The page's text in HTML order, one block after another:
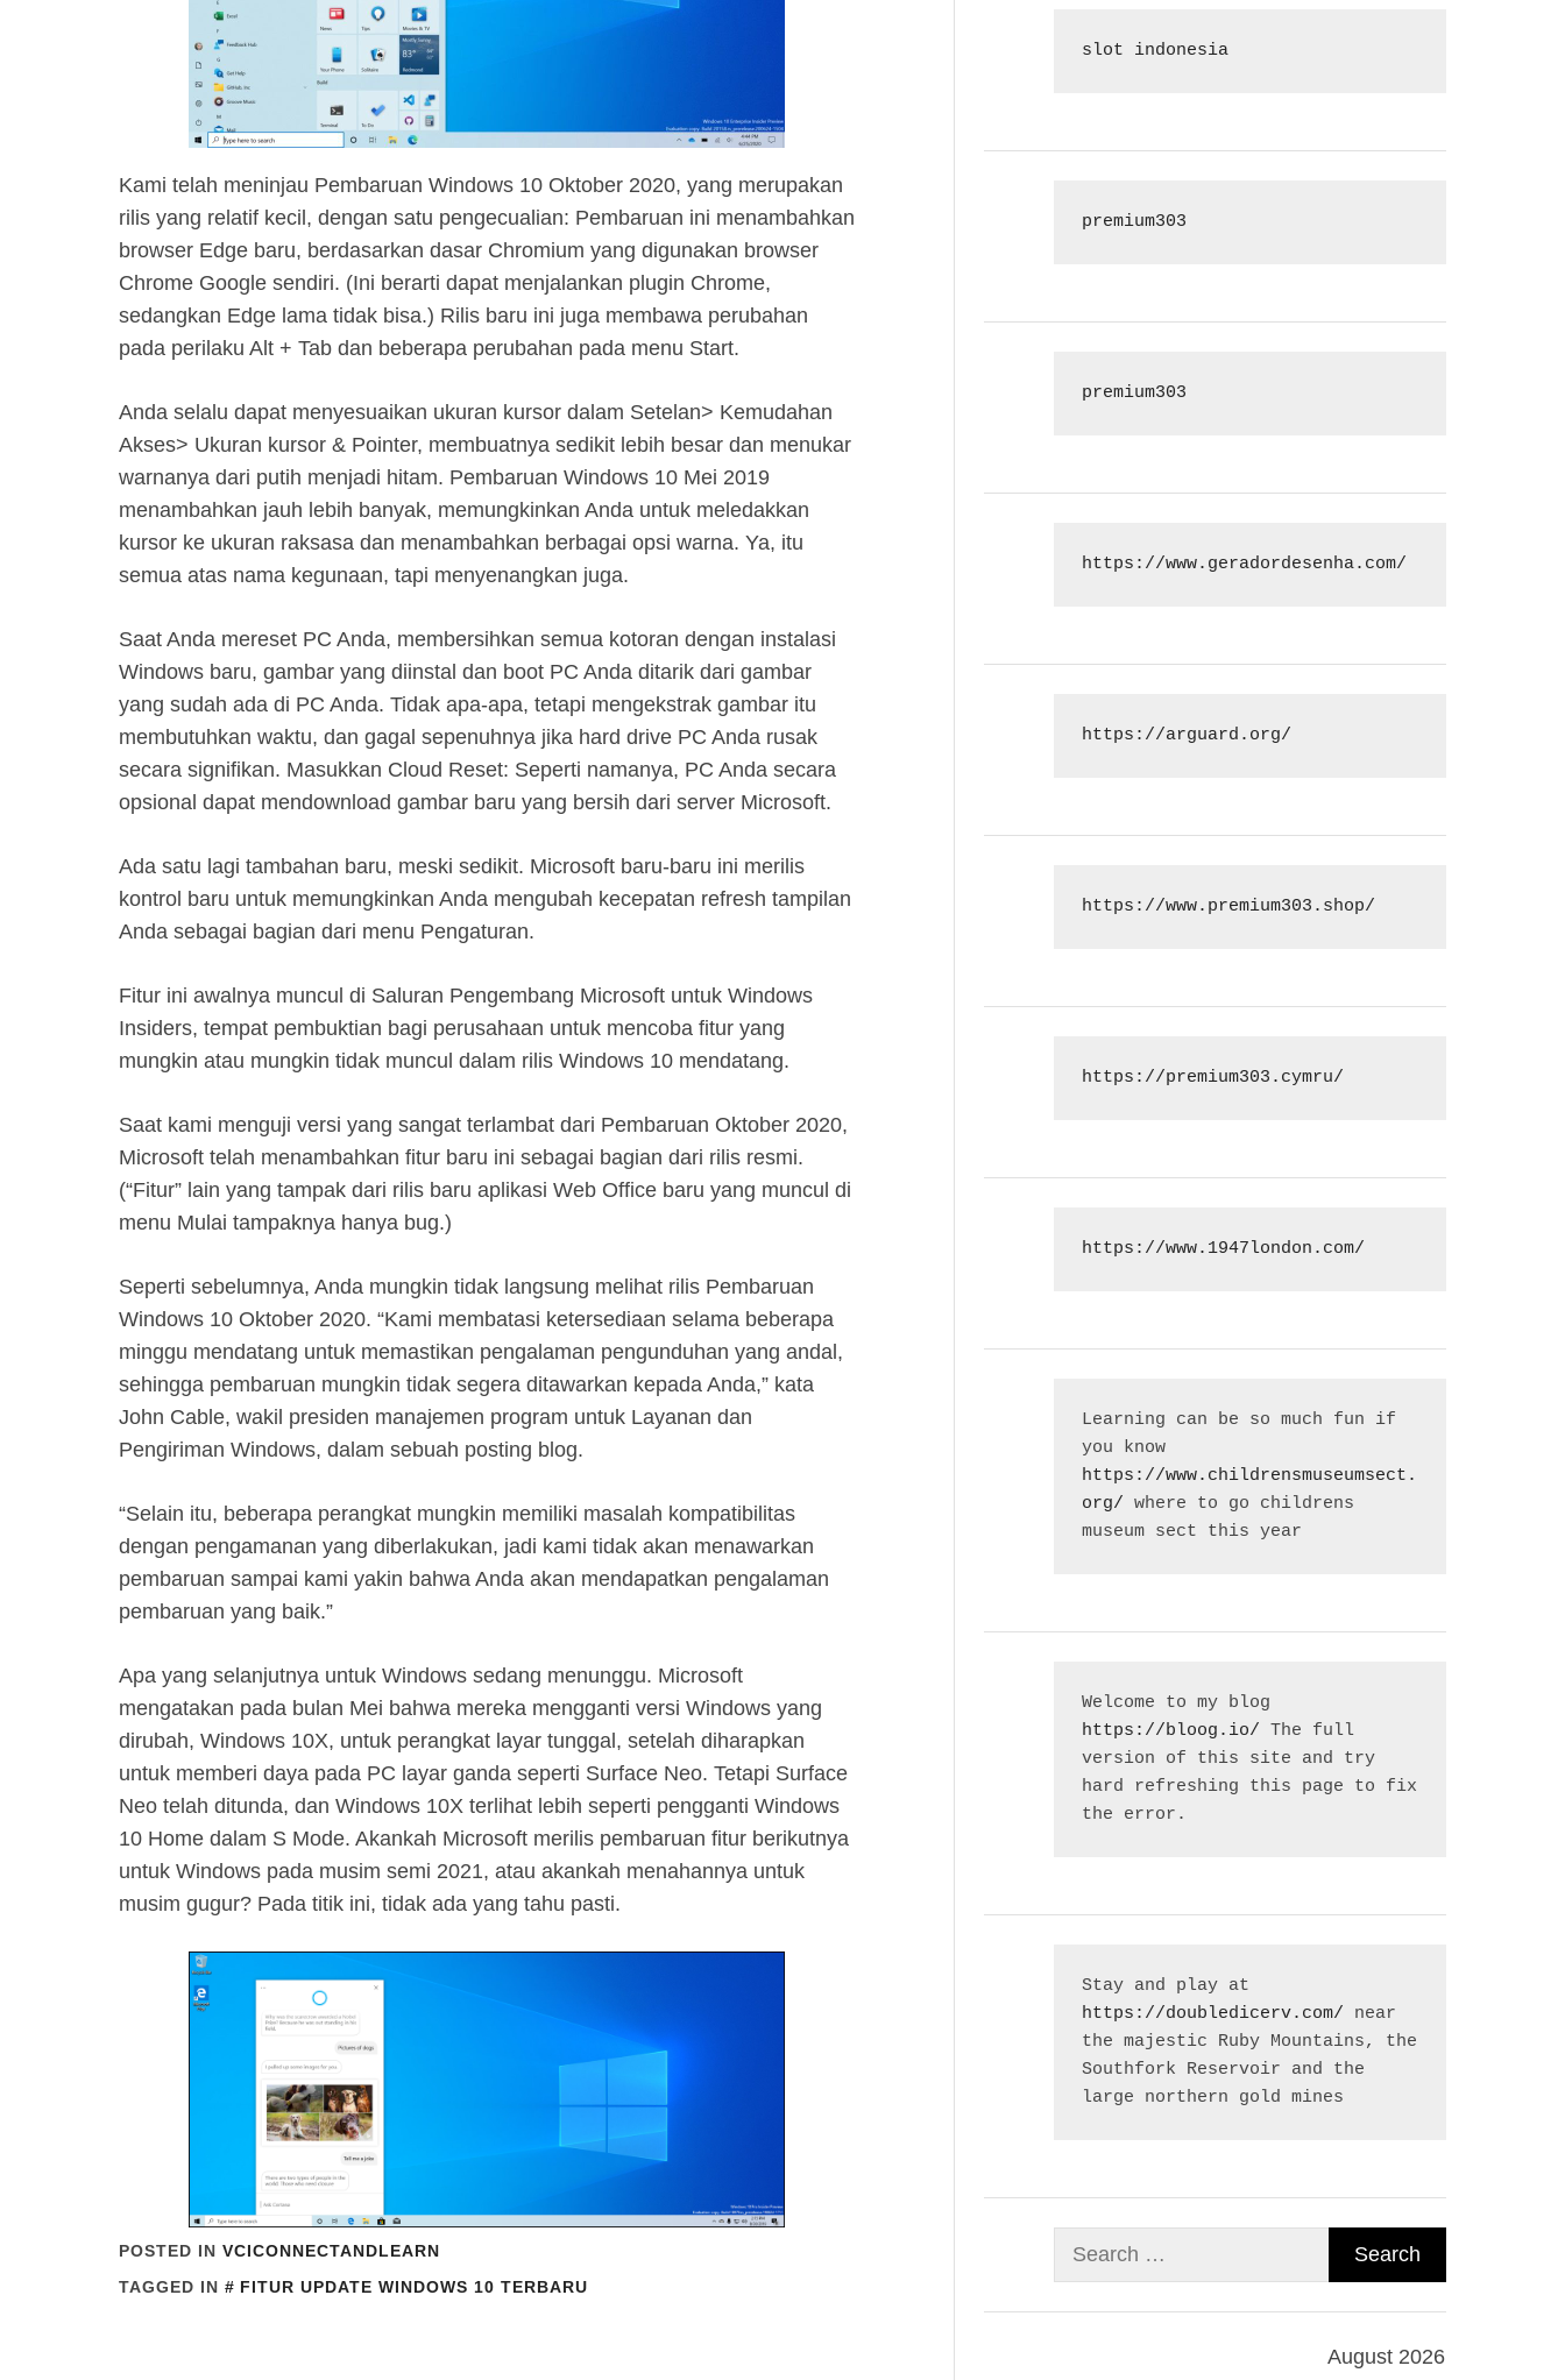
Kami telah meninjau Pembaruan Windows 10 Oktober 2020, yang merupakan
rilis yang relatif kecil, dengan satu pengecualian: Pembaruan ini menambahkan
browser Edge baru, berdasarkan dasar Chromium yang digunakan browser
Chrome Google sendiri. (Ini berarti dapat menjalankan plugin Chrome,
sedangkan Edge lama tidak bisa.) Rilis baru ini juga membawa perubahan
pada perilaku Alt + Tab dan beberapa perubahan pada menu Start.
Anda selalu dapat menyesuaikan ukuran kursor dalam Setelan> Kemudahan
Akses> Ukuran kursor & Pointer, membuatnya sedikit lebih besar dan menukar
warnanya dari putih menjadi hitam. Pembaruan Windows 10 Mei 2019
menambahkan jauh lebih banyak, memungkinkan Anda untuk meledakkan
kursor ke ukuran raksasa dan menambahkan berbagai opsi warna. Ya, itu
semua atas nama kegunaan, tapi menyenangkan juga.
Saat Anda mereset PC Anda, membersihkan semua kotoran dengan instalasi
Windows baru, gambar yang diinstal dan boot PC Anda ditarik dari gambar
yang sudah ada di PC Anda. Tidak apa-apa, tetapi mengekstrak gambar itu
membutuhkan waktu, dan gagal sepenuhnya jika hard drive PC Anda rusak
secara signifikan. Masukkan Cloud Reset: Seperti namanya, PC Anda secara
opsional dapat mendownload gambar baru yang bersih dari server Microsoft.
Ada satu lagi tambahan baru, meski sedikit. Microsoft baru-baru ini merilis
kontrol baru untuk memungkinkan Anda mengubah kecepatan refresh tampilan
Anda sebagai bagian dari menu Pengaturan.
Fitur ini awalnya muncul di Saluran Pengembang Microsoft untuk Windows
Insiders, tempat pembuktian bagi perusahaan untuk mencoba fitur yang
mungkin atau mungkin tidak muncul dalam rilis Windows 10 mendatang.
Saat kami menguji versi yang sangat terlambat dari Pembaruan Oktober 2020,
Microsoft telah menambahkan fitur baru ini sebagai bagian dari rilis resmi.
(“Fitur” lain yang tampak dari rilis baru aplikasi Web Office baru yang muncul di
menu Mulai tampaknya hanya bug.)
Seperti sebelumnya, Anda mungkin tidak langsung melihat rilis Pembaruan
Windows 10 Oktober 2020. “Kami membatasi ketersediaan selama beberapa
minggu mendatang untuk memastikan pengalaman pengunduhan yang andal,
sehingga pembaruan mungkin tidak segera ditawarkan kepada Anda,” kata
John Cable, wakil presiden manajemen program untuk Layanan dan
Pengiriman Windows, dalam sebuah posting blog.
“Selain itu, beberapa perangkat mungkin memiliki masalah kompatibilitas
dengan pengamanan yang diberlakukan, jadi kami tidak akan menawarkan
pembaruan sampai kami yakin bahwa Anda akan mendapatkan pengalaman
pembaruan yang baik.”
Apa yang selanjutnya untuk Windows sedang menunggu. Microsoft
mengatakan pada bulan Mei bahwa mereka mengganti versi Windows yang
dirubah, Windows 10X, untuk perangkat layar tunggal, setelah diharapkan
untuk memberi daya pada PC layar ganda seperti Surface Neo. Tetapi Surface
Neo telah ditunda, dan Windows 10X terlihat lebih seperti pengganti Windows
10 Home dalam S Mode. Akankah Microsoft merilis pembaruan fitur berikutnya
untuk Windows pada musim semi 2021, atau akankah menahannya untuk
musim gugur? Pada titik ini, tidak ada yang tahu pasti.
POSTED IN VCICONNECTANDLEARN
TAGGED IN
FITUR UPDATE WINDOWS 10 TERBARU
slot indonesia
premium303
premium303
https://www.geradordesenha.com/
https://arguard.org/
https://www.premium303.shop/
https://premium303.cymru/
https://www.1947london.com/
Learning can be so much fun if
https://www.childrensmuseumsect.
org/ where to go childrens
museum sect this year
https://bloog.io/ The full
version of this site and try
hard refreshing this page to fix
the error.
https://doubledicerv.com/ near
the majestic Ruby Mountains, the
Southfork Reservoir and the
large northern gold mines
Search
August 2026